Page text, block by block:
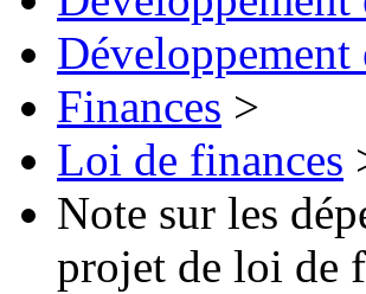
Développement
Finances >
Loi de finances
Note sur les
projet de loi de